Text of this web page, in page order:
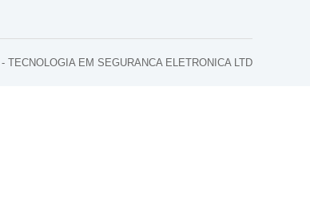
TECNOLOGIA EM SEGURANCA ELETRONICA LTD